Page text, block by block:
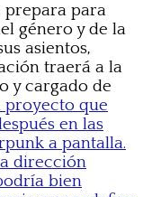
prepara para
género y de la
asientos,
traerá a la
y cargado de
proyecto que
en las
a pantalla.
dirección
bien